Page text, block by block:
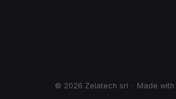
© 2026 Zelatech srl · Made with